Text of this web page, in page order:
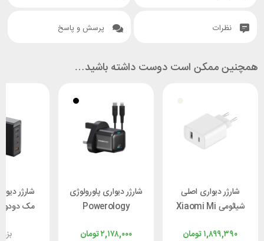
نظرات پرسش و پاسخ
همچنین ممکن است دوست داشته باشید…
شارژر دیواری اصلی
شیائومی Xiaomi Mi
AD332EU توان 33
تومان۱,۸۹۹,۳۹۰
شارژر دیواری پاورولوژی
Powerology
20 وات همراه با کابل
تومان۲,۱۷۸,۰۰۰